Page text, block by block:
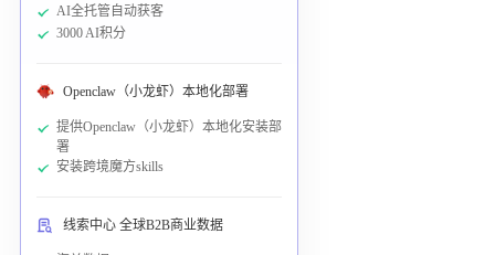
AI全托管自动获客
3000 AI积分
Openclaw（小龙虾）本地化部署
提供Openclaw（小龙虾）本地化安装部
署
安装跨境魔方skills
线索中心 全球B2B商业数据